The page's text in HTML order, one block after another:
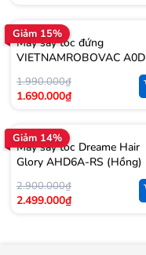
Giảm 15%
Máy sấy tóc đứng
VIETNAMROBOVAC A0D
1.990.000₫
1.690.000₫
Giảm 14%
Máy sấy tóc Dreame Hair
Glory AHD6A-RS (Hồng)
2.900.000₫
2.499.000₫